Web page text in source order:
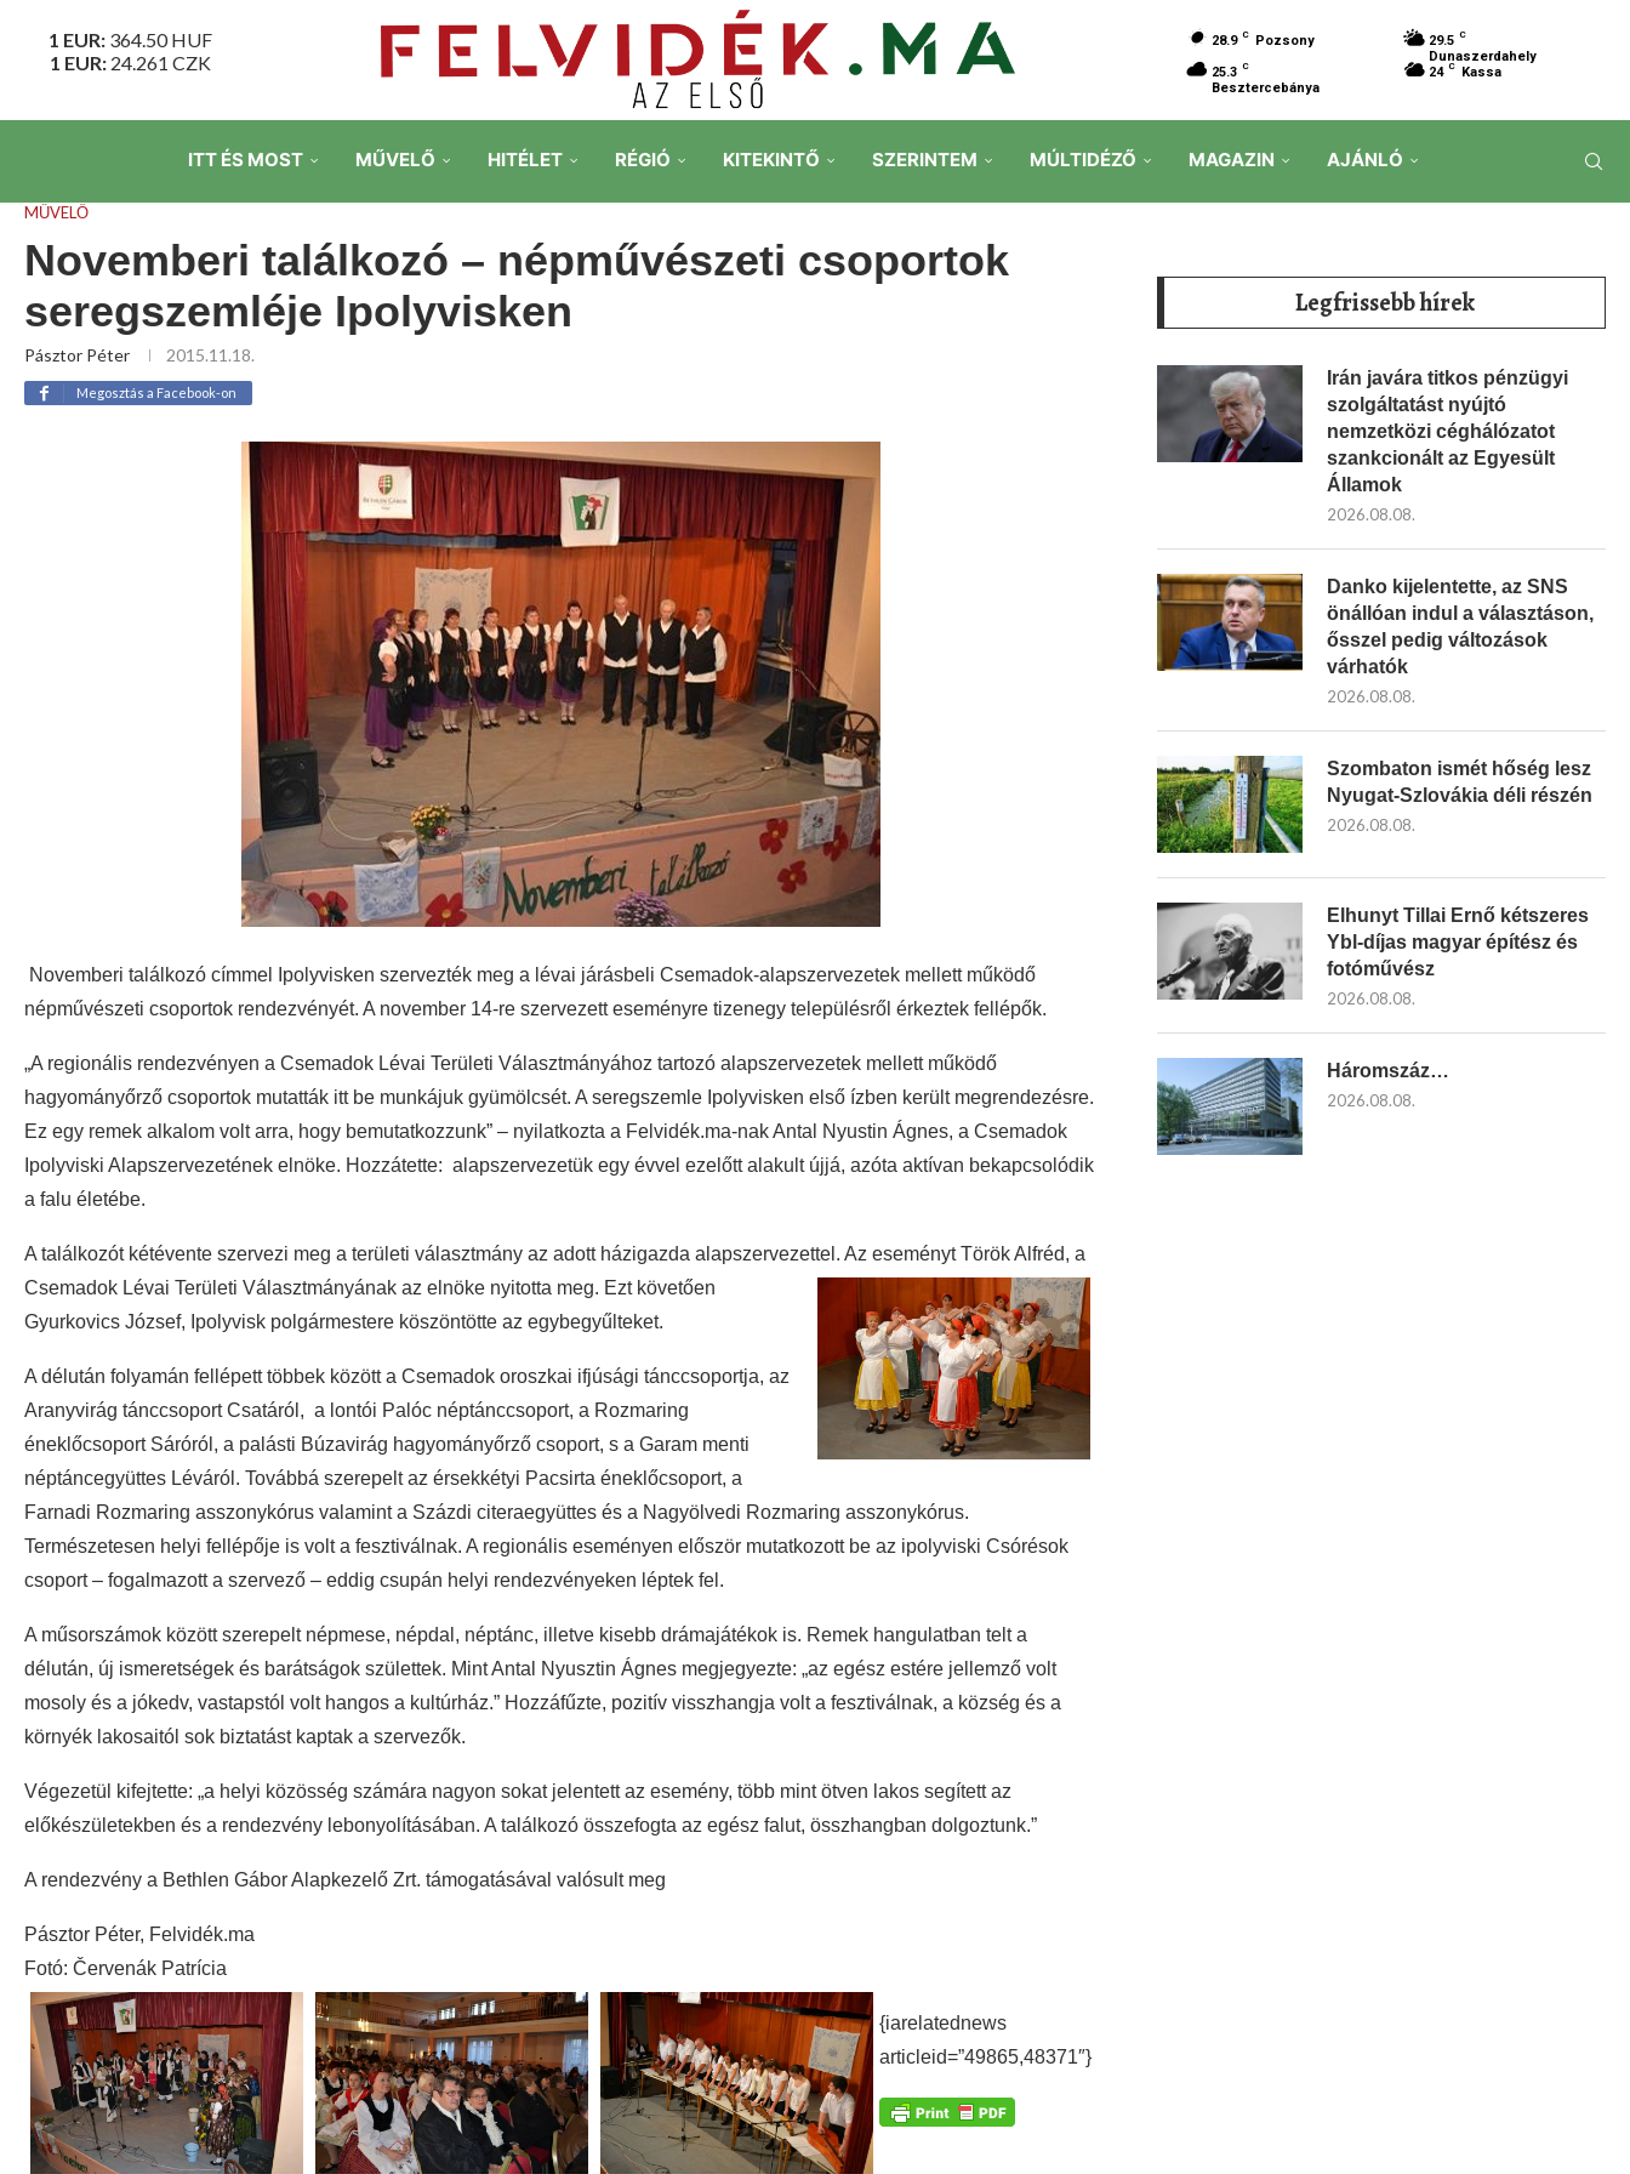
1 EUR: 364.50HUF
1 EUR: 24.261 CZK
28.9 C Pozsony 29.5 C
Dunaszerdahely
25.3 C
Besztercebánya
24 C Kassa
ITT ÉS MOST MŰVELŐ HITÉLET RÉGIÓ KITEKINTŐ SZERINTEM MÚLTIDÉZŐ MAGAZIN AJÁNLÓ
MŰVELŐ
Novemberi találkozó – népművészeti csoportok
seregszemléje Ipolyvisken
Pásztor Péter 2015.11.18.
Megosztás a Facebook-on
Novemberi találkozó címmel Ipolyvisken szervezték meg a lévai járásbeli Csemadok-alapszervezetek mellett működő
népművészeti csoportok rendezvényét. A november 14-re szervezett eseményre tizenegy településről érkeztek fellépők.
„A regionális rendezvényen a Csemadok Lévai Területi Választmányához tartozó alapszervezetek mellett működő
hagyományőrző csoportok mutatták itt be munkájuk gyümölcsét. A seregszemle Ipolyvisken első ízben került megrendezésre.
Ez egy remek alkalom volt arra, hogy bemutatkozzunk” – nyilatkozta a Felvidék.ma-nak Antal Nyustin Ágnes, a Csemadok
Ipolyviski Alapszervezetének elnöke. Hozzátette: alapszervezetük egy évvel ezelőtt alakult újjá, azóta aktívan bekapcsolódik
a falu életébe.
A találkozót kétévente szervezi meg a területi választmány az adott házigazda alapszervezettel. Az eseménytTörök Alfréd, a
Csemadok Lévai Területi Választmányának az elnöke nyitotta meg. Ezt követően
Gyurkovics József, Ipolyvisk polgármestere köszöntötte az egybegyűlteket.
A délután folyamán fellépett többek között a Csemadok oroszkai ifjúsági tánccsoportja, az
Aranyvirág tánccsoport Csatáról, a lontói Palóc néptánccsoport, a Rozmaring
éneklőcsoport Sáróról, a palásti Búzavirág hagyományőrző csoport, s a Garam menti
néptáncegyüttes Léváról. Továbbá szerepelt az érsekkétyi Pacsirta éneklőcsoport, a
Farnadi Rozmaring asszonykórus valamint a Százdi citeraegyüttes és a Nagyölvedi Rozmaring asszonykórus.
Természetesen helyi fellépője is volt a fesztiválnak. A regionális eseményen először mutatkozott be az ipolyviski Csórésok
csoport – fogalmazott a szervező – eddig csupán helyi rendezvényeken léptek fel.
A műsorszámok között szerepelt népmese, népdal, néptánc, illetve kisebb drámajátékok is. Remek hangulatban telt a
délután, új ismeretségek és barátságok születtek. Mint Antal Nyusztin Ágnes megjegyezte: „az egész estére jellemző volt
mosoly és a jókedv, vastapstól volt hangos a kultúrház.” Hozzáfűzte, pozitív visszhangja volt a fesztiválnak, a község és a
környék lakosaitól sok biztatást kaptak a szervezők.
Végezetül kifejtette: „a helyi közösség számára nagyon sokat jelentett az esemény, több mint ötven lakos segített az
előkészületekben és a rendezvény lebonyolításában. A találkozó összefogta az egész falut, összhangban dolgoztunk.”
A rendezvény a Bethlen Gábor Alapkezelő Zrt. támogatásával valósult meg
Pásztor Péter, Felvidék.ma
Fotó: Červenák Patrícia
{iarelatednews
articleid=”49865,48371″}
Legfrissebb hírek
Irán javára titkos pénzügyi
szolgáltatást nyújtó
nemzetközi céghálózatot
szankcionált az Egyesült
Államok
2026.08.08.
Danko kijelentette, az SNS
önállóan indul a választáson,
ősszel pedig változások
várhatók
2026.08.08.
Szombaton ismét hőség lesz
Nyugat-Szlovákia déli részén
2026.08.08.
Elhunyt Tillai Ernő kétszeres
Ybl-díjas magyar építész és
fotóművész
2026.08.08.
Háromszáz…
2026.08.08.